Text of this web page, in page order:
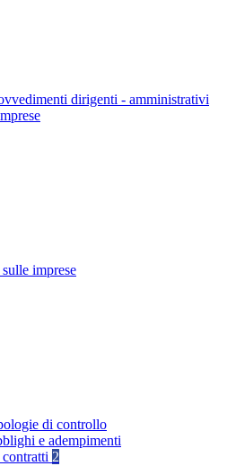
dirigenti - amministrativi
imprese
di controllo
e adempimenti
2